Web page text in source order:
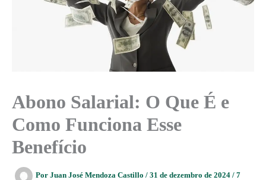
Abono Salarial: O Que É e
Como Funciona Esse
Benefício
Por Juan José Mendoza Castillo / 31 de dezembro de 2024 / 7